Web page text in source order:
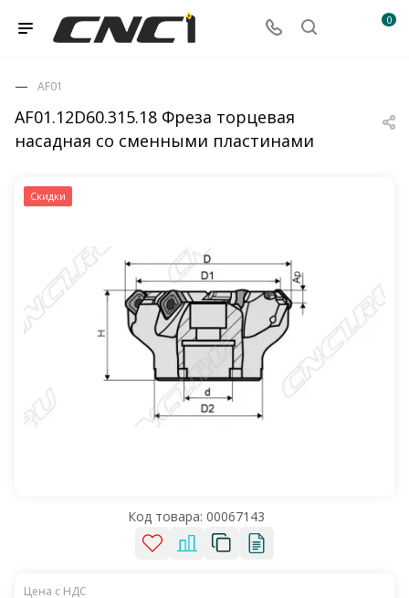
0
AF01.12D60.315.18 Фреза торцевая
насадная со сменными пластинами
AF01
Скидки
Код товара: 00067143